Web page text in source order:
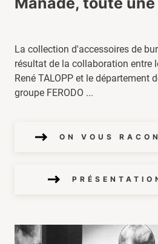
La collection d'accessoires de
résultat de la collaboration entre
René TALOPP et le département
groupe FERODO ...
ON VOUS